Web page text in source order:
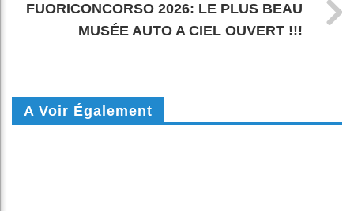
FUORICONCORSO 2026: LE PLUS BEAU
MUSÉE AUTO A CIEL OUVERT !!!
A Voir Également